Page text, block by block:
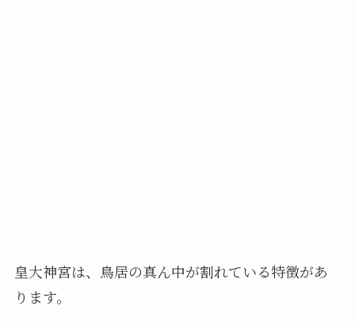
皇大神宮は、鳥居の真ん中が割れている特徴があ
ります。